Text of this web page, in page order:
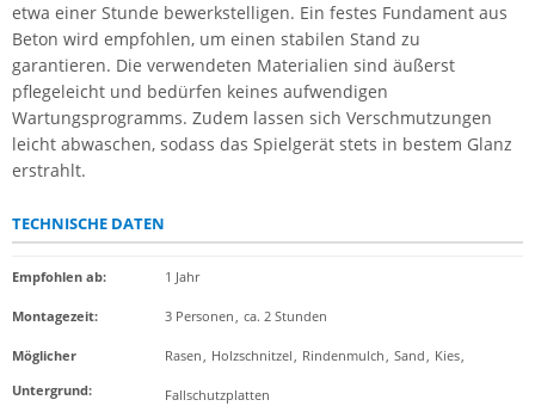
etwa einer Stunde bewerkstelligen. Ein festes Fundament aus
Beton wird empfohlen, um einen stabilen Stand zu
garantieren. Die verwendeten Materialien sind äußerst
pflegeleicht und bedürfen keines aufwendigen
Wartungsprogramms. Zudem lassen sich Verschmutzungen
leicht abwaschen, sodass das Spielgerät stets in bestem Glanz
erstrahlt.
TECHNISCHE DATEN
Empfohlen ab: 1 Jahr
Montagezeit: 3 Personen, ca. 2 Stunden
Möglicher
Untergrund:
Rasen, Holzschnitzel, Rindenmulch, Sand, Kies,
Fallschutzplatten